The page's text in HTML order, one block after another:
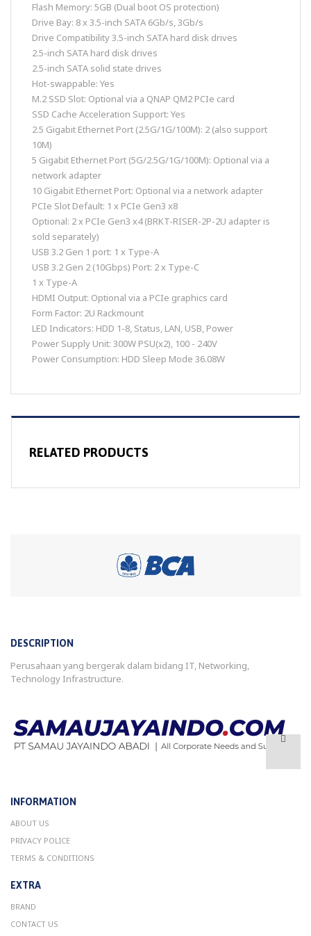
Flash Memory: 5GB (Dual boot OS protection)
Drive Bay: 8 x 3.5-inch SATA 6Gb/s, 3Gb/s
Drive Compatibility 3.5-inch SATA hard disk drives
2.5-inch SATA hard disk drives
2.5-inch SATA solid state drives
Hot-swappable: Yes
M.2 SSD Slot: Optional via a QNAP QM2 PCIe card
SSD Cache Acceleration Support: Yes
2.5 Gigabit Ethernet Port (2.5G/1G/100M): 2 (also support
10M)
5 Gigabit Ethernet Port (5G/2.5G/1G/100M): Optional via a
network adapter
10 Gigabit Ethernet Port: Optional via a network adapter
PCIe Slot Default: 1 x PCIe Gen3 x8
Optional: 2 x PCIe Gen3 x4 (BRKT-RISER-2P-2U adapter is
sold separately)
USB 3.2 Gen 1 port: 1 x Type-A
USB 3.2 Gen 2 (10Gbps) Port: 2 x Type-C
1 x Type-A
HDMI Output: Optional via a PCIe graphics card
Form Factor: 2U Rackmount
LED Indicators: HDD 1-8, Status, LAN, USB, Power
Power Supply Unit: 300W PSU(x2), 100 - 240V
Power Consumption: HDD Sleep Mode 36.08W
RELATED PRODUCTS
DESCRIPTION
Perusahaan yang bergerak dalam bidang IT, Networking,
Technology Infrastructure.
INFORMATION
ABOUT US
PRIVACY POLICE
TERMS & CONDITIONS
EXTRA
BRAND
CONTACT US